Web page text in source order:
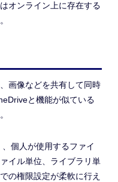
オンライン上に存在する
画像などを共有して同時
と機能が似ている
個人が使用するファイ
イル単位、ライブラリ単
の権限設定が柔軟に行え